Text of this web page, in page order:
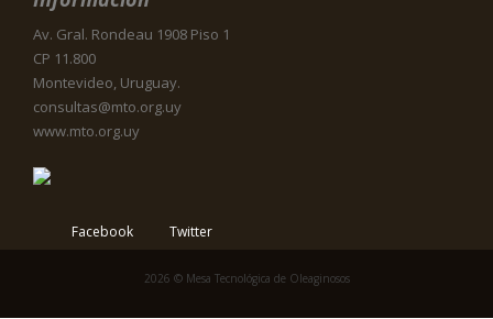
Av. Gral. Rondeau 1908 Piso 1
CP 11.800
Montevideo, Uruguay.
consultas@mto.org.uy
www.mto.org.uy
Facebook Twitter
2026 © Mesa Tecnológica de Oleaginosos